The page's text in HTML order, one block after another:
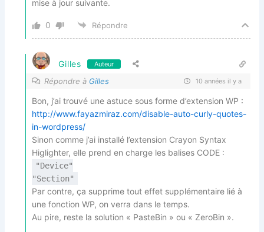
mise à jour suivante.
0 Répondre
Gilles Auteur
Répondre à Gilles 10 années il y a
Bon, j’ai trouvé une astuce sous forme d’extension WP :
http://www.fayazmiraz.com/disable-auto-curly-quotes-
in-wordpress/
Sinon comme j’ai installé l’extension Crayon Syntax
Higlighter, elle prend en charge les balises CODE :
"Device"
"Section"
Par contre, ça supprime tout effet supplémentaire lié à
une fonction WP, on verra dans le temps.
Au pire, reste la solution « PasteBin » ou « ZeroBin ».